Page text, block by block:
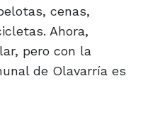
cenas,
Ahora,
pero con la
de Olavarría es